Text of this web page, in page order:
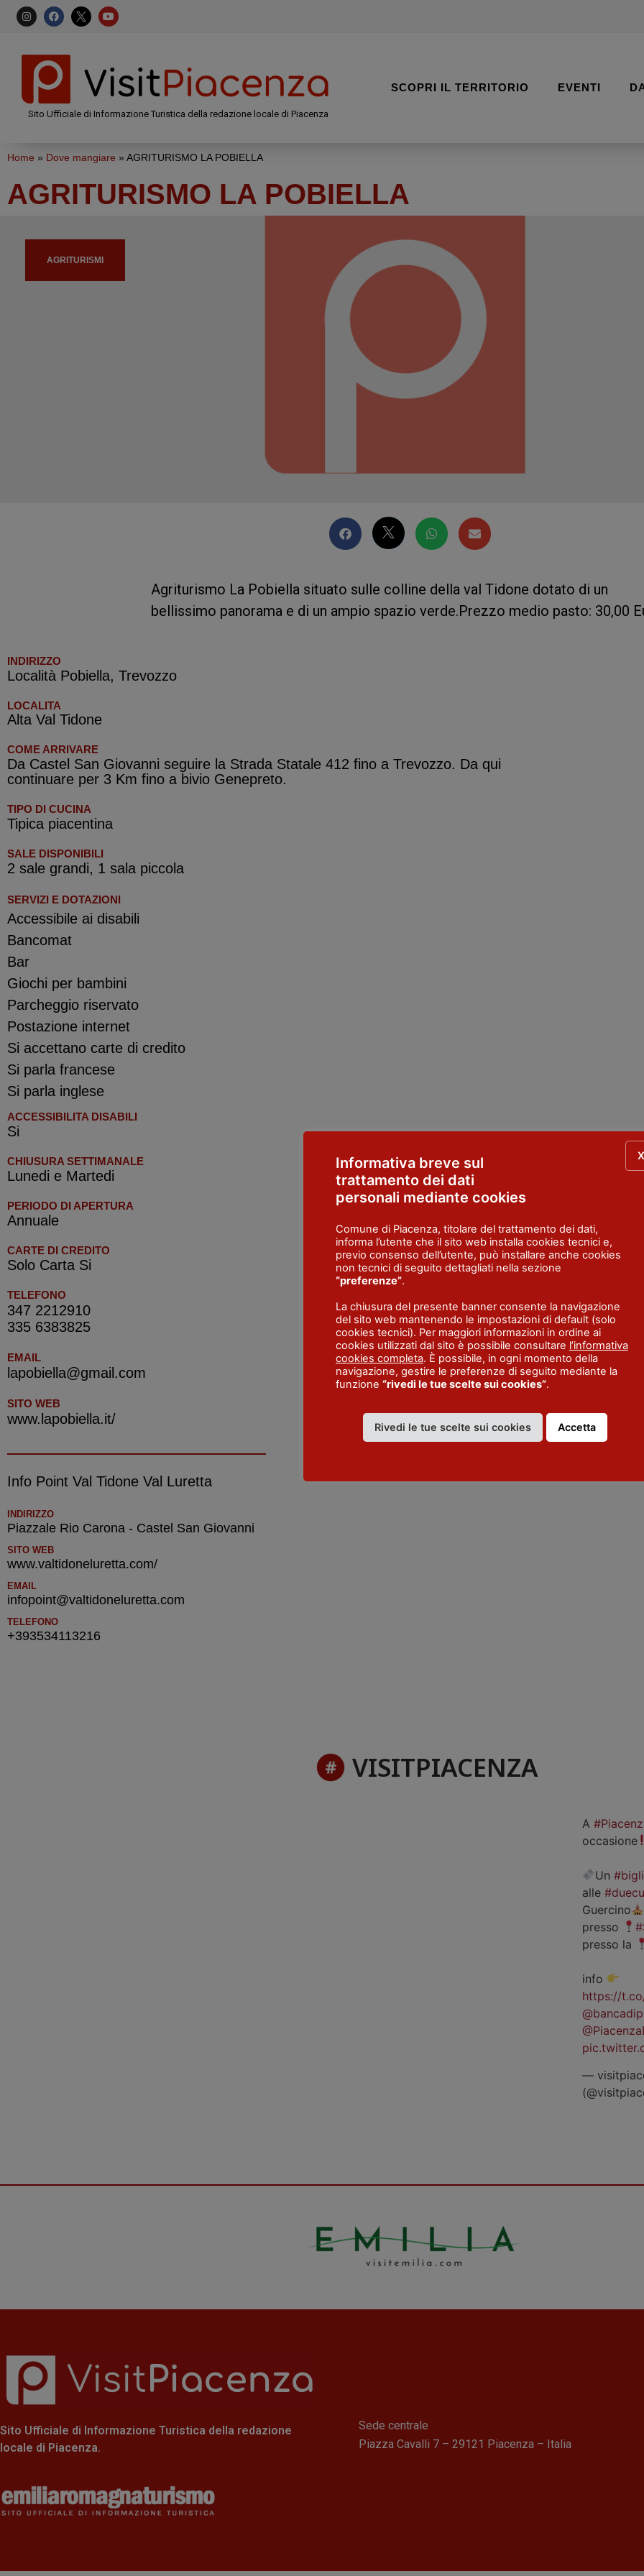
Sito Ufficiale di Informazione Turistica della redazione locale di Piacenza
SCOPRI IL TERRITORIO EVENTI
Home » Dove mangiare » AGRITURISMO LA POBIELLA
AGRITURISMO LA POBIELLA
AGRITURISMI
Agriturismo La Pobiella situato sulle colline della val Tidone dotato di un
bellissimo panorama e di un ampio spazio verde.Prezzo medio pasto: 30,00
INDIRIZZO
Località Pobiella, Trevozzo
LOCALITA
Alta Val Tidone
COME ARRIVARE
Da Castel San Giovanni seguire la Strada Statale 412 fino a Trevozzo. Da qui
continuare per 3 Km fino a bivio Genepreto.
TIPO DI CUCINA
Tipica piacentina
SALE DISPONIBILI
2 sale grandi, 1 sala piccola
SERVIZI E DOTAZIONI
Accessibile ai disabili
Bancomat
Bar
Giochi per bambini
Parcheggio riservato
Postazione internet
Si accettano carte di credito
Si parla francese
Si parla inglese
ACCESSIBILITA DISABILI
Si
CHIUSURA SETTIMANALE
Lunedi e Martedi
PERIODO DI APERTURA
Annuale
CARTE DI CREDITO
Solo Carta Si
TELEFONO
347 2212910
335 6383825
EMAIL
lapobiella@gmail.com
SITO WEB
www.lapobiella.it/
Info Point Val Tidone Val Luretta
INDIRIZZO
Piazzale Rio Carona - Castel San Giovanni
SITO WEB
www.valtidoneluretta.com/
EMAIL
infopoint@valtidoneluretta.com
TELEFONO
+393534113216
VISITPIACENZA
A
occasione
Un
alle
Guercino
presso
presso la
info
https://
—
Sito Ufficiale di Informazione Turistica della redazione
locale di Piacenza.
Sede centrale
Piazza Cavalli 7 – 29121 Piacenza – Italia
Informativa breve sul
trattamento dei dati
personali mediante cookies
Comune di Piacenza, titolare del trattamento dei dati,
informa l’utente che il sito web installa cookies tecnici e,
previo consenso dell’utente, può installare anche cookies
non tecnici di seguito dettagliati nella sezione
“preferenze”.
La chiusura del presente banner consente la navigazione
del sito web mantenendo le impostazioni di default (solo
cookies tecnici). Per maggiori informazioni in ordine ai
cookies utilizzati dal sito è possibile consultare l’informativa
cookies completa. È possibile, in ogni momento della
navigazione, gestire le preferenze di seguito mediante la
funzione “rivedi le tue scelte sui cookies”.
Rivedi le tue scelte sui cookies Accetta
X